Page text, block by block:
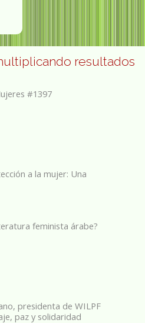
resultados
#1397
a la mujer: Una
feminista árabe?
presidenta de WILPF
paz y solidaridad